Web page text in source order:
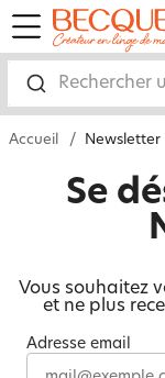
Rechercher
menu
Accueil Newsletter
Se
Vous souhaitez
et ne plus
Adresse email